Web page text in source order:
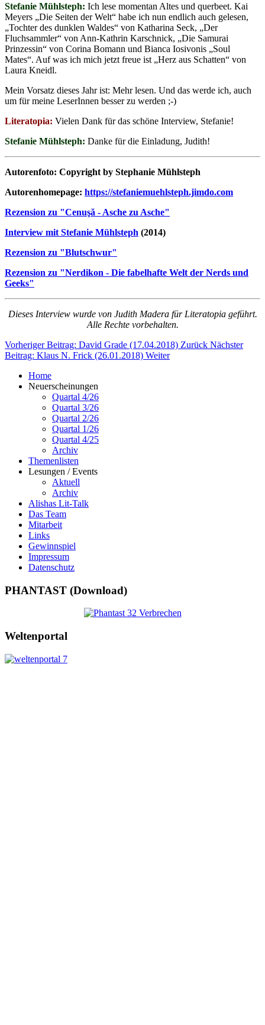
Stefanie Mühlsteph: Ich lese momentan Altes und querbeet. Kai
Meyers „Die Seiten der Welt“ habe ich nun endlich auch gelesen,
„Tochter des dunklen Waldes“ von Katharina Seck, „Der
Fluchsammler“ von Ann-Kathrin Karschnick, „Die Samurai
Prinzessin“ von Corina Bomann und Bianca Iosivonis „Soul
Mates“. Auf was ich mich jetzt freue ist „Herz aus Schatten“ von
Laura Kneidl.
Mein Vorsatz dieses Jahr ist: Mehr lesen. Und das werde ich, auch
um für meine LeserInnen besser zu werden ;-)
Literatopia: Vielen Dank für das schöne Interview, Stefanie!
Stefanie Mühlsteph: Danke für die Einladung, Judith!
Autorenfoto: Copyright by Stephanie Mühlsteph
Autorenhomepage: https://stefaniemuehlsteph.jimdo.com
Rezension zu "Cenuşă - Asche zu Asche"
Interview mit Stefanie Mühlsteph (2014)
Rezension zu "Blutschwur"
Rezension zu "Nerdikon - Die fabelhafte Welt der Nerds und
Geeks"
Dieses Interview wurde von Judith Madera für Literatopia geführt.
Alle Rechte vorbehalten.
Vorheriger Beitrag: David Grade (17.04.2018) Zurück Nächster
Beitrag: Klaus N. Frick (26.01.2018) Weiter
Home
Neuerscheinungen
Quartal 4/26
Quartal 3/26
Quartal 2/26
Quartal 1/26
Quartal 4/25
Archiv
Themenlisten
Lesungen / Events
Aktuell
Archiv
Alishas Lit-Talk
Das Team
Mitarbeit
Links
Gewinnspiel
Impressum
Datenschutz
PHANTAST (Download)
Weltenportal